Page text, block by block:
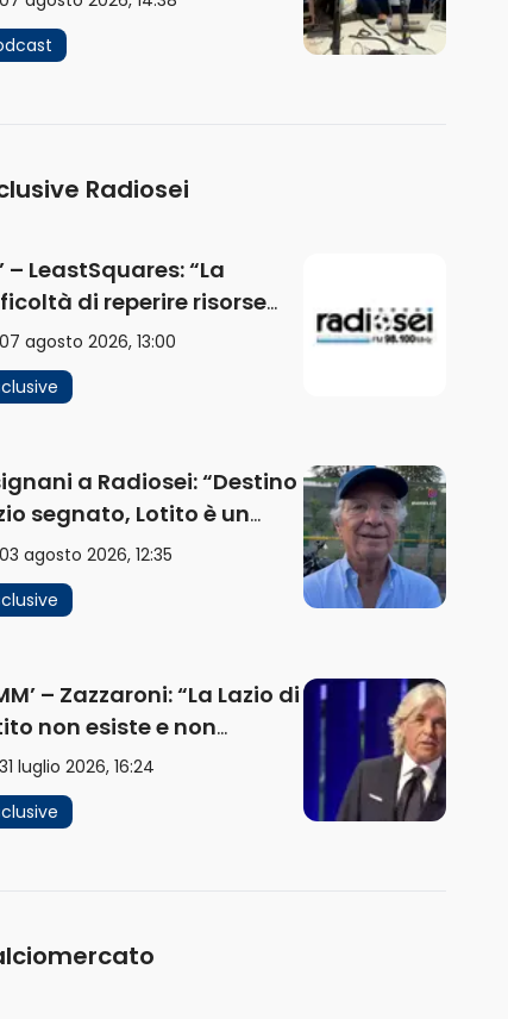
Radiosei
– LeastSquares: “La
di reperire risorse
sul mercato. Senza
non arrivano i
(AUDIO)
07 agosto 2026, 13:00
a Radiosei: “Destino
segnato, Lotito è un
la chiave sono
e politica. La
e gli interessi dei
03 agosto 2026, 12:35
– Zazzaroni: “La Lazio di
non esiste e non
più. E’ ora di lasciare,
lui non ascolta.
Ho verificato…”
31 luglio 2026, 16:24